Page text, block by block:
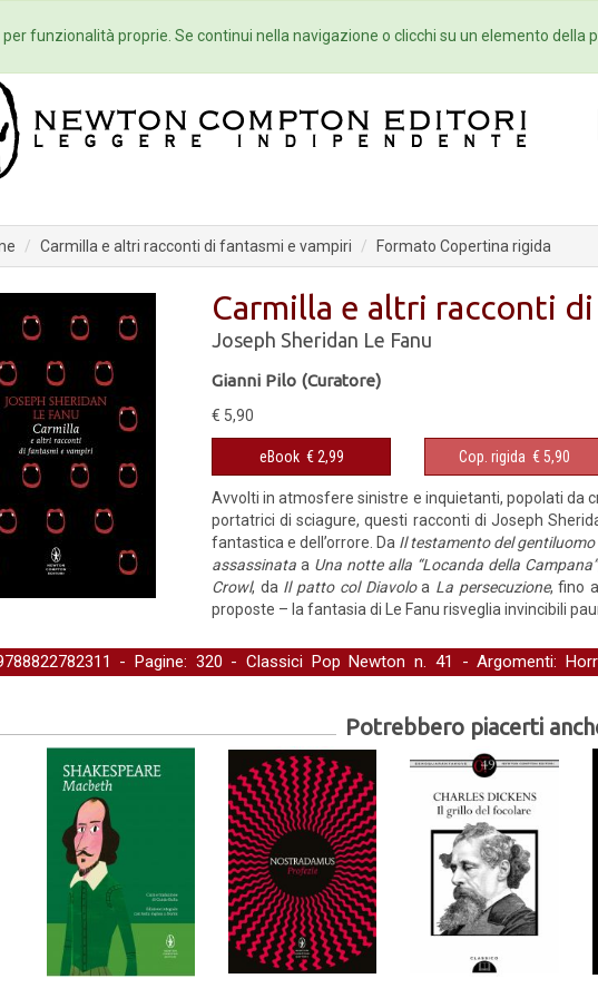
Home Autori Eventi Collane
Carmilla e altri racconti di fantasmi e vampiri Formato Copertina rigida
Carmilla e altri racconti
Joseph Sheridan Le Fanu
Gianni Pilo (Curatore)
€ 5,90
eBook € 2,99 Cop. rigida € 5,90
Avvolti in atmosfere sinistre e inquietanti, popolati da
portatrici di sciagure, questi racconti di Joseph
fantastica e dell’orrore. Da Il testamento del gentiluomo
assassinata a Una notte alla “Locanda della Campana”
Crowl, da Il patto col Diavoloa La persecuzione, fino
proposte – la fantasia di Le Fanu risveglia invincibili
- Pagine: 320 -Classici Pop Newton n. 41 - Argomenti:
Potrebbero piacerti
funzionalità proprie. Se continui nella navigazione o clicchi su un elemento della